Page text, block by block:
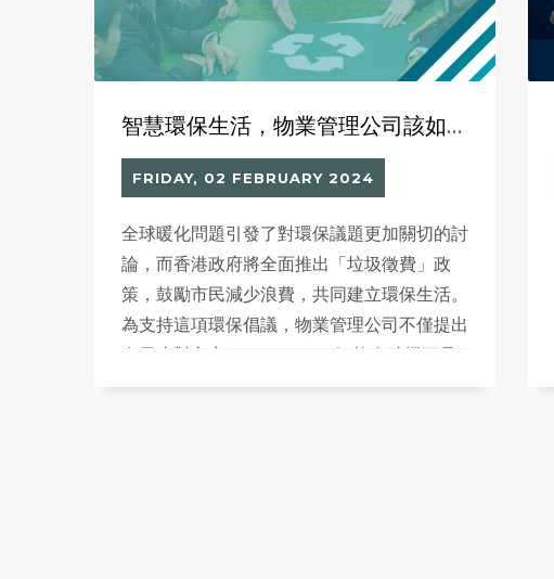
智慧環保生活，物業管理公司該如何應對「垃圾徵費」新政？
FRIDAY, 02 FEBRUARY 2024
全球暖化問題引發了對環保議題更加關切的討
論，而香港政府將全面推出「垃圾徵費」政
策，鼓勵市民減少浪費，共同建立環保生活。
為支持這項環保倡議，物業管理公司不僅提出
其中一個可行的解決方案。